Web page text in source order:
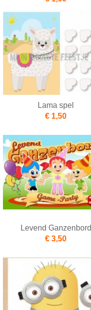
Lama spel
€ 1,50
Levend Ganzenbord
€ 3,50